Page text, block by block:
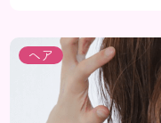
ヘア